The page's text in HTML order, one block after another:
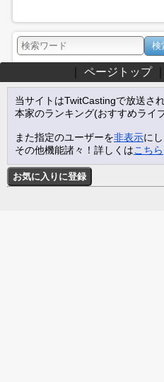
ページトップ｜
当サイトはTwitCastingで放送さ
本家のランキング(おすすめライ
また指定のユーザーを非表示に
その他機能諸々！詳しくはこちら